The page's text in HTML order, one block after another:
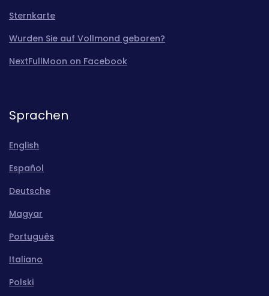
Sternkarte
Wurden Sie auf Vollmond geboren?
NextFullMoon on Facebook
Sprachen
English
Español
Deutsche
Magyar
Português
Italiano
Polski